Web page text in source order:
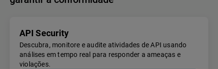
API Security
Descubra, monitore e audite atividades de API usando
análises em tempo real para responder a ameaças e
violações.